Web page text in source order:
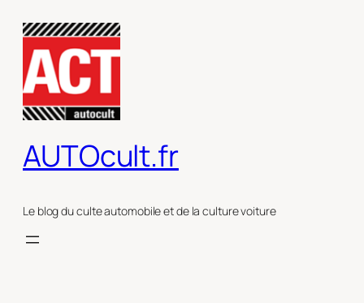
contenu
AUTOcult.fr
Le blog du culte automobile et de la culture voiture